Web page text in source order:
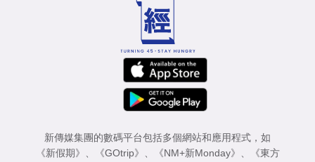
新傳媒集團的數碼平台包括多個網站和應用程式，如
《新假期》 、 《GOtrip》 、 《NM+新Monday》 、
《東方